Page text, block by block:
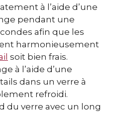
à l’aide d’une
pendant une
afin que les
harmonieusement
soit bien frais.
à l’aide d’une
dans un verre à
refroidi.
du verre avec un long